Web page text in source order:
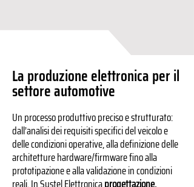
La produzione elettronica per il
settore automotive
Un processo produttivo preciso e strutturato:
dall’analisi dei requisiti specifici del veicolo e
delle condizioni operative, alla definizione delle
architetture hardware/firmware fino alla
prototipazione e alla validazione in condizioni